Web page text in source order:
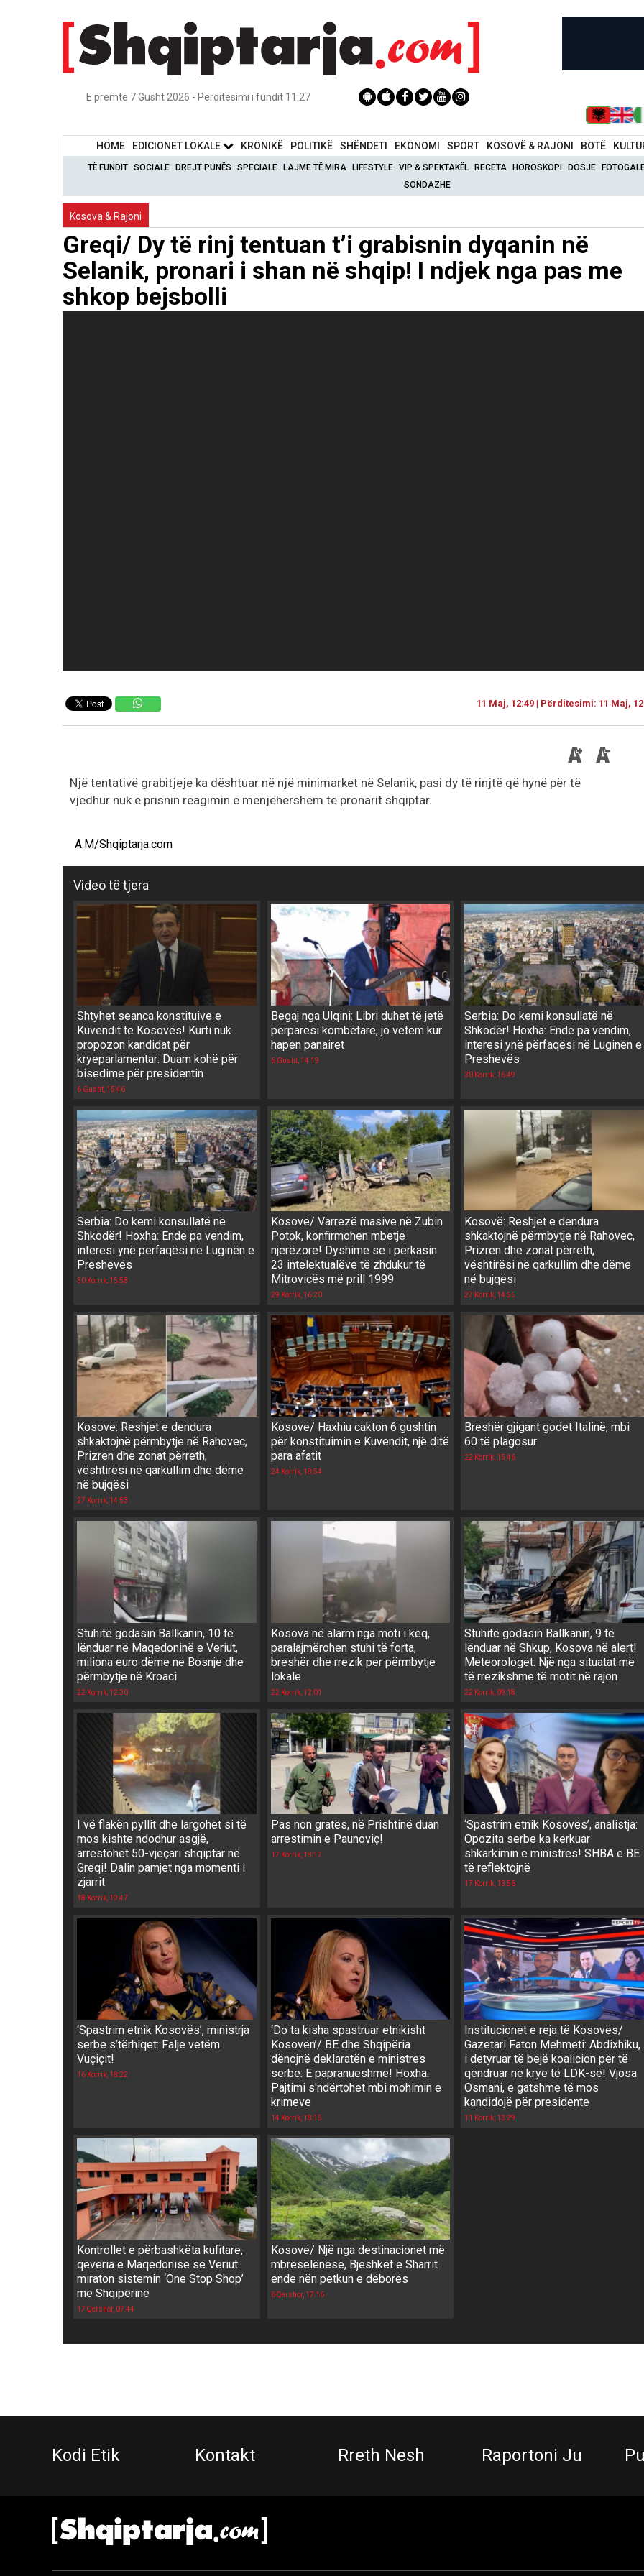
E premte 7 Gusht 2026 - Përditësimi i fundit 11:27
HOME EDICIONET LOKALE KRONIKË POLITIKË SHËNDETI EKONOMI SPORT KOSOVË & RAJONI BOTË
TË FUNDIT SOCIALE DREJT PUNËS SPECIALE LAJME TË MIRA LIFESTYLE VIP & SPEKTAKËL RECETA HOROSKOPI DOSJE
SONDAZHE
Kosova & Rajoni
Greqi/ Dy të rinj tentuan t’i grabisnin dyqanin në
Selanik, pronari i shan në shqip! I ndjek nga pas me
shkop bejsbolli
11 Maj, 12:49 | Përditesimi: 11 Maj,
Një tentativë grabitjeje ka dështuar në një minimarket në Selanik, pasi dy të rinjtë që hynë për të
vjedhur nuk e prisnin reagimin e menjëhershëm të pronarit shqiptar.
A.M/Shqiptarja.com
Video të tjera
Shtyhet seanca konstituive e
Kuvendit të Kosovës! Kurti nuk
propozon kandidat për
kryeparlamentar: Duam kohë për
bisedime për presidentin
6 Gusht, 15:46
Begaj nga Ulqini: Libri duhet të jetë
përparësi kombëtare, jo vetëm kur
hapen panairet
6 Gusht, 14:19
Serbia: Do kemi konsullatë në
Shkodër! Hoxha: Ende pa vendim,
interesi ynë përfaqësi në Luginën e
Preshevës
30 Korrik, 16:49
Serbia: Do kemi konsullatë në
Shkodër! Hoxha: Ende pa vendim,
interesi ynë përfaqësi në Luginën e
Preshevës
30 Korrik, 15:58
Kosovë/ Varrezë masive në Zubin
Potok, konfirmohen mbetje
njerëzore! Dyshime se i përkasin
23 intelektualëve të zhdukur të
Mitrovicës më prill 1999
29 Korrik, 16:20
Kosovë: Reshjet e dendura
shkaktojnë përmbytje në Rahovec,
Prizren dhe zonat përreth,
vështirësi në qarkullim dhe dëme
në bujqësi
27 Korrik, 14:55
Kosovë: Reshjet e dendura
shkaktojnë përmbytje në Rahovec,
Prizren dhe zonat përreth,
vështirësi në qarkullim dhe dëme
në bujqësi
27 Korrik, 14:53
Kosovë/ Haxhiu cakton 6 gushtin
për konstituimin e Kuvendit, një ditë
para afatit
24 Korrik, 18:54
Breshër gjigant godet Italinë, mbi
60 të plagosur
22 Korrik, 15:46
Stuhitë godasin Ballkanin, 10 të
lënduar në Maqedoninë e Veriut,
miliona euro dëme në Bosnje dhe
përmbytje në Kroaci
22 Korrik, 12:30
Kosova në alarm nga moti i keq,
paralajmërohen stuhi të forta,
breshër dhe rrezik për përmbytje
lokale
22 Korrik, 12:01
Stuhitë godasin Ballkanin, 9 të
lënduar në Shkup, Kosova në alert!
Meteorologët: Një nga situatat më
të rrezikshme të motit në rajon
22 Korrik, 09:18
I vë flakën pyllit dhe largohet si të
mos kishte ndodhur asgjë,
arrestohet 50-vjeçari shqiptar në
Greqi! Dalin pamjet nga momenti i
zjarrit
18 Korrik, 19:47
Pas non gratës, në Prishtinë duan
arrestimin e Paunoviç!
17 Korrik, 18:17
‘Spastrim etnik Kosovës’, analistja:
Opozita serbe ka kërkuar
shkarkimin e ministres! SHBA e BE
të reflektojnë
17 Korrik, 13:56
‘Spastrim etnik Kosovës’, ministrja
serbe s’tërhiqet: Falje vetëm
Vuçiçit!
16 Korrik, 18:22
‘Do ta kisha spastruar etnikisht
Kosovën’/ BE dhe Shqipëria
dënojnë deklaratën e ministres
serbe: E papranueshme! Hoxha:
Pajtimi s'ndërtohet mbi mohimin e
krimeve
14 Korrik, 18:15
Institucionet e reja të Kosovës/
Gazetari Faton Mehmeti: Abdixhiku,
i detyruar të bëjë koalicion për të
qëndruar në krye të LDK-së! Vjosa
Osmani, e gatshme të mos
kandidojë për presidente
11 Korrik, 13:29
Kontrollet e përbashkëta kufitare,
qeveria e Maqedonisë së Veriut
miraton sistemin ‘One Stop Shop’
me Shqipërinë
17 Qershor, 07:44
Kosovë/ Një nga destinacionet më
mbresëlënëse, Bjeshkët e Sharrit
ende nën petkun e dëborës
6 Qershor, 17:16
Kodi Etik Kontakt Rreth Nesh Raportoni Ju